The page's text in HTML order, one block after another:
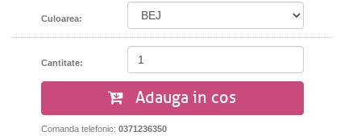
Culoarea:
Cantitate:
Adauga in cos
Comanda telefonic: 0371236350